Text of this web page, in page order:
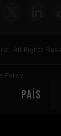
All Rights
Policy
PAÍS